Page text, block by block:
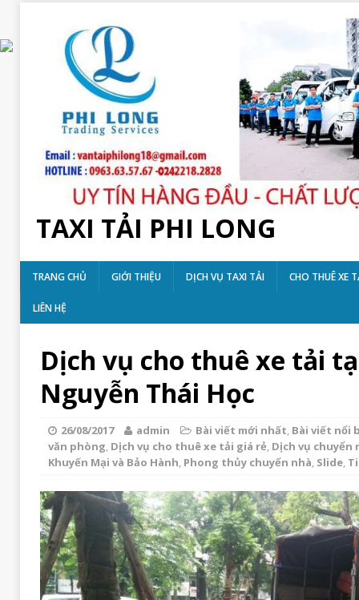
TAXI TẢI PHI LONG
TRANG CHỦ GIỚI THIỆU DỊCH VỤ TAXI TẢI CHO THUÊ XE
LIÊN HỆ
Dịch vụ cho thuê xe tải
Nguyễn Thái Học
26/08/2017 admin Bài viết mới nhất, Bài viết nổi
văn phòng, Dịch vụ cho thuê xe tải giá rẻ, Dịch vụ chuyển
Khuyến Mại và Bảo Hành, Phong thủy chuyển nhà, Slide,